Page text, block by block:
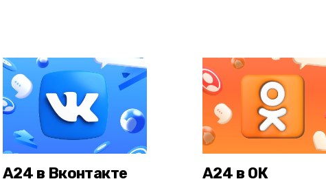
А24 в Вконтакте А24 в ОК